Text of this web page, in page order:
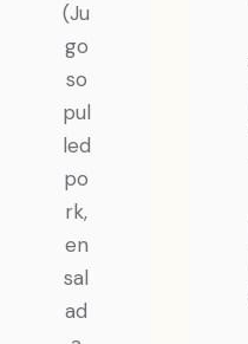
(Ju
go
so
pul
led
po
rk,
en
sal
ad